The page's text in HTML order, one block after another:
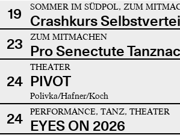
19 SOMMER IM SÜDPOL, ZUM
Crashkurs
23
ZUM MITMACHEN
Pro Senectute
24
THEATER
PIVOT
Polivka/Hafner/Koch
24 PERFORMANCE, TANZ, THEATER
EYES ON 2026